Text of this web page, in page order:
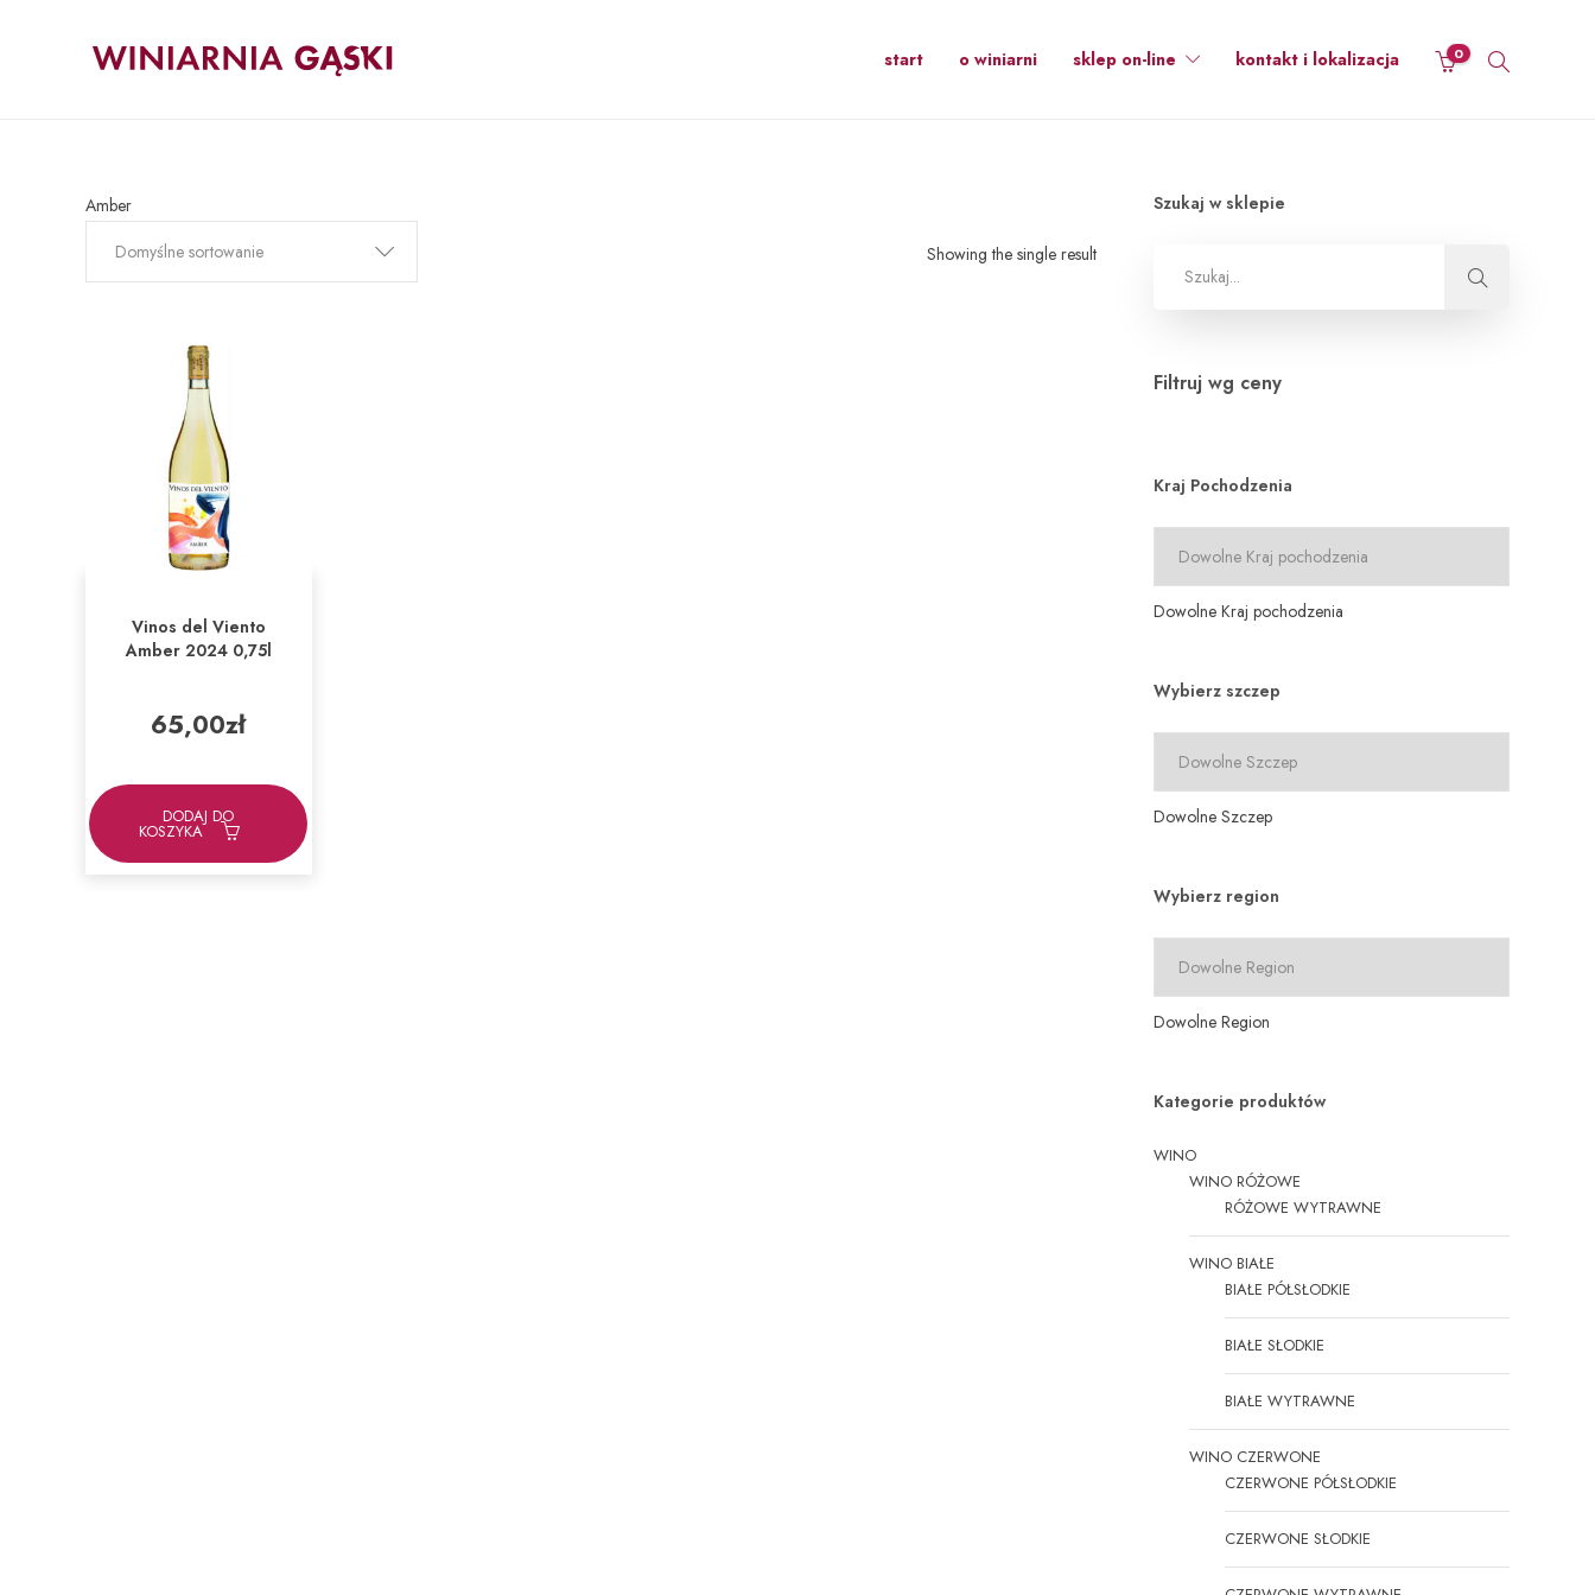
start o winiarni sklep on-line kontakt i lokalizacja 0
Amber
Showing the single result
Domyślne sortowanie
Vinos del Viento
Amber 2024 0,75l
65,00zł
DODAJ DO
KOSZYKA
Szukaj w sklepie
Filtruj wg ceny
Kraj Pochodzenia
Dowolne Kraj pochodzenia
Wybierz szczep
Dowolne Szczep
Wybierz region
Dowolne Region
Kategorie produktów
WINO
WINO RÓŻOWE
RÓŻOWE WYTRAWNE
WINO BIAŁE
BIAŁE PÓŁSŁODKIE
BIAŁE SŁODKIE
BIAŁE WYTRAWNE
WINO CZERWONE
CZERWONE PÓŁSŁODKIE
CZERWONE SŁODKIE